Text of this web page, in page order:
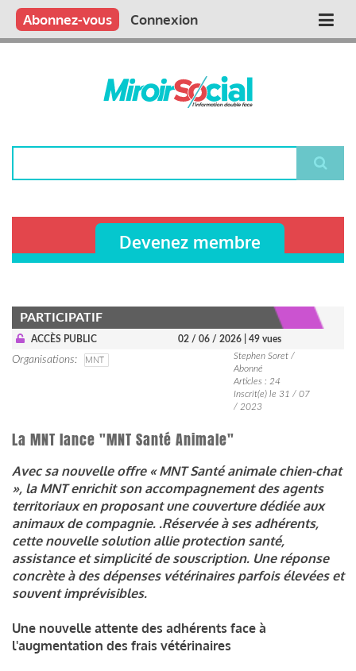
Aller
contenu
Main
Qui sommes nous ?
Vous publiez
Nous publions
Contactez-nous
Abonnez-vous Connexion
Devenez membre
PARTICIPATIF
ACCÈS PUBLIC 02 / 06 / 2026 | 49 vues
Organisations MNT
Stephen Soret /
Abonné
Articles : 24
Inscrit(e) le 31 / 07
/ 2023
La MNT lance "MNT Santé Animale"
Avec sa nouvelle offre « MNT Santé animale chien-chat
», la MNT enrichit son accompagnement des agents
territoriaux en proposant une couverture dédiée aux
animaux de compagnie. .Réservée à ses adhérents,
cette nouvelle solution allie protection santé,
assistance et simplicité de souscription. Une réponse
concrète à des dépenses vétérinaires parfois élevées et
souvent imprévisibles.
Une nouvelle attente des adhérents face à
l'augmentation des frais vétérinaires